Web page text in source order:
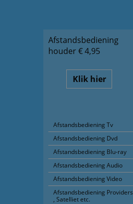
Afstandsbediening
houder € 4,95
Klik hier
Afstandsbediening Tv
Afstandsbediening Dvd
Afstandsbediening Blu-ray
Afstandsbediening Audio
Afstandsbediening Video
Afstandsbediening Providers
, Satelliet etc.